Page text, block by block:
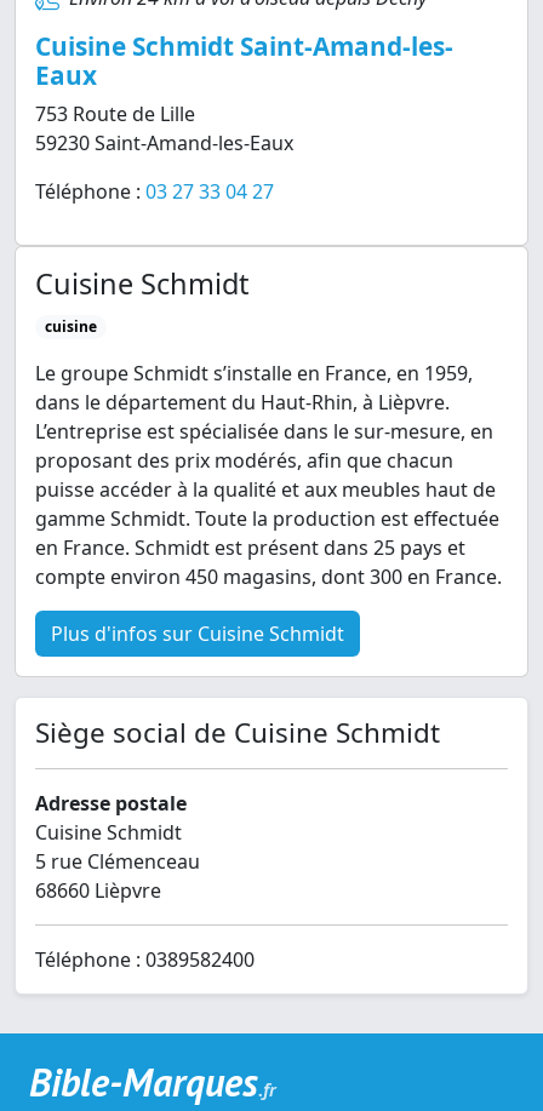
Cuisine Schmidt Saint-Amand-les-
Eaux
753 Route de Lille
59230 Saint-Amand-les-Eaux
Téléphone : 03 27 33 04 27
Cuisine Schmidt
cuisine
Le groupe Schmidt s’installe en France, en 1959,
dans le département du Haut-Rhin, à Lièpvre.
L’entreprise est spécialisée dans le sur-mesure, en
proposant des prix modérés, afin que chacun
puisse accéder à la qualité et aux meubles haut de
gamme Schmidt. Toute la production est effectuée
en France. Schmidt est présent dans 25 pays et
compte environ 450 magasins, dont 300 en France.
Plus d'infos sur Cuisine Schmidt
Siège social de Cuisine Schmidt
Adresse postale
Cuisine Schmidt
5 rue Clémenceau
68660 Lièpvre
Téléphone : 0389582400
Bible-Marques.fr